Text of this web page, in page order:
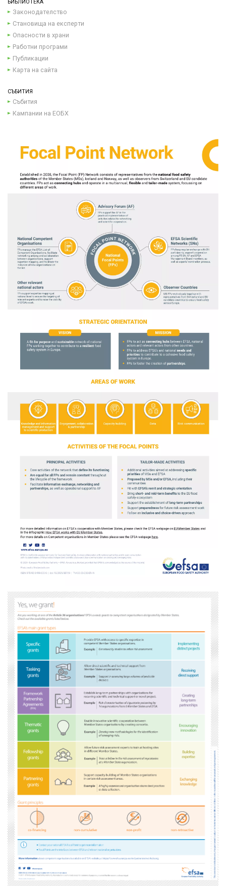
БИБЛИОТЕКА
Законодателство
Становища на експерти
Опасности в храни
Работни програми
Публикации
Карта на сайта
СЪБИТИЯ
Събития
Кампании на ЕОБХ